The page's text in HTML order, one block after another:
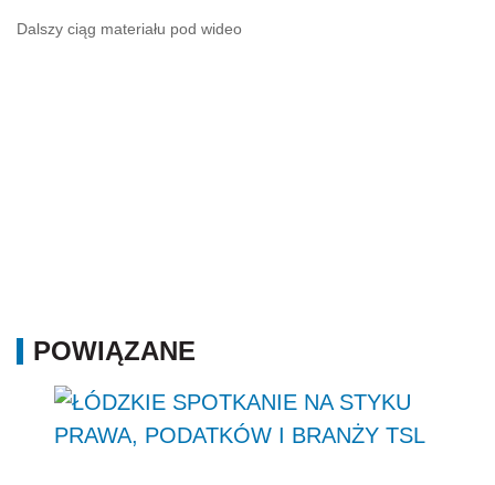
Dalszy ciąg materiału pod wideo
POWIĄZANE